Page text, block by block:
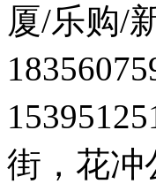
厦/乐购/
街，花冲